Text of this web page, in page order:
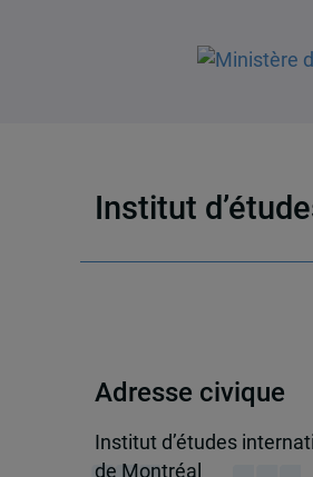
Institut
Adresse civique
Institut d’études
de Montréal